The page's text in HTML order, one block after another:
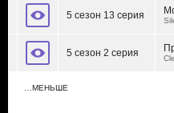
5 сезон 13 серия
5 сезон 2 серия
…МЕНЬШЕ